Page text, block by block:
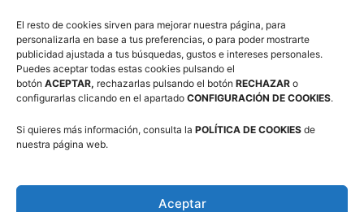
El resto de cookies sirven para mejorar nuestra página, para
personalizarla en base a tus preferencias, o para poder mostrarte
publicidad ajustada a tus búsquedas, gustos e intereses personales.
Puedes aceptar todas estas cookies pulsando el
botón ACEPTAR, rechazarlas pulsando el botón RECHAZAR o
configurarlas clicando en el apartado CONFIGURACIÓN DE COOKIES.
Si quieres más información, consulta la POLÍTICA DE COOKIES de
nuestra página web.
Aceptar
Síguenos en Redes Sociales